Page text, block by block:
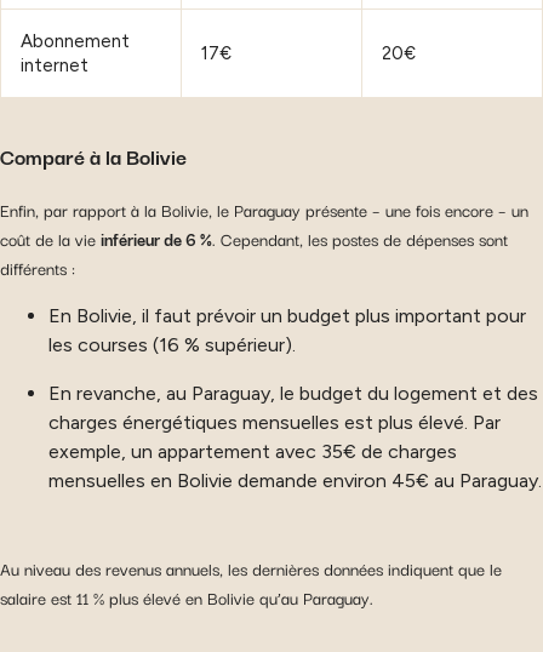
Abonnement
internet
17€ 20€
Comparé à la Bolivie
Enfin, par rapport à la Bolivie, le Paraguay présente – une fois encore – un
coût de la vieinférieur de 6 %. Cependant, les postes de dépenses sont
différents :
En Bolivie, il faut prévoir un budget plus important pour
les courses (16 % supérieur).
En revanche, au Paraguay, le budget du logement et des
charges énergétiques mensuelles est plus élevé. Par
exemple, un appartement avec 35€ de charges
mensuelles en Bolivie demande environ 45€ au Paraguay.
Au niveau des revenus annuels, les dernières données indiquent que le
salaire est 11 % plus élevé en Bolivie qu’au Paraguay.